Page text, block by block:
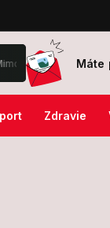
poplach na Máte
Zdravie